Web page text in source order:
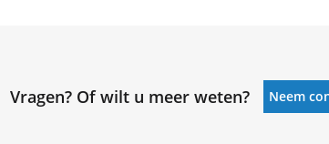
Vragen? Of wilt u meer weten? Neem